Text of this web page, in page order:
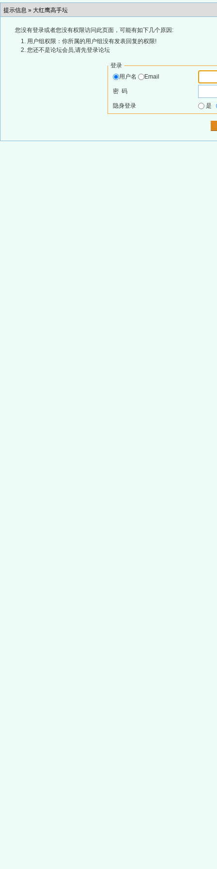
提示信息 » 大红鹰高手坛
您没有登录或者您没有权限访问此页面，可能有如下几个原因:
用户组权限：你所属的用户组没有发表回复的权限!
您还不是论坛会员,请先登录论坛
登录
用户名
Email
密 码
隐身登录 是